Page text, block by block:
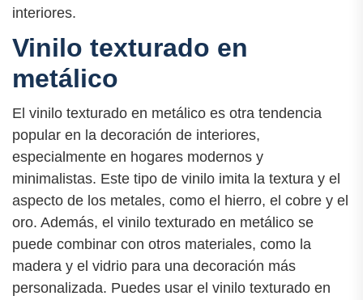
interiores.
Vinilo texturado en
metálico
El vinilo texturado en metálico es otra tendencia
popular en la decoración de interiores,
especialmente en hogares modernos y
minimalistas. Este tipo de vinilo imita la textura y el
aspecto de los metales, como el hierro, el cobre y el
oro. Además, el vinilo texturado en metálico se
puede combinar con otros materiales, como la
madera y el vidrio para una decoración más
personalizada. Puedes usar el vinilo texturado en